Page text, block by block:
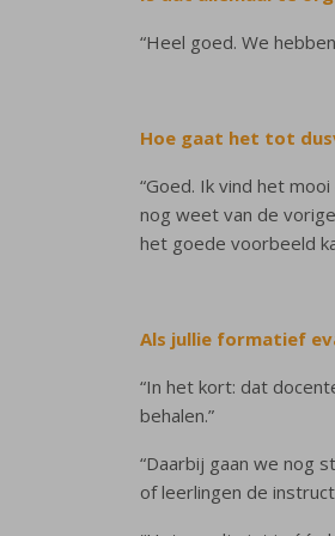
“Heel goed. We
Hoe gaat het tot
“Goed. Ik vind het
nog weet van de
het goede voorbeeld
Als jullie formatief
“In het kort: dat
behalen.”
“Daarbij gaan we nog
of leerlingen de